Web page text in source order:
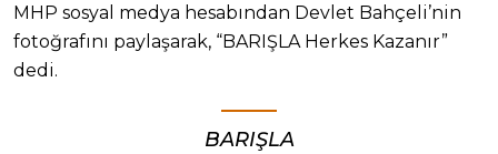
MHP sosyal medya hesabından Devlet Bahçeli’nin
fotoğrafını paylaşarak, “BARIŞLA Herkes Kazanır”
dedi.
BARIŞLA